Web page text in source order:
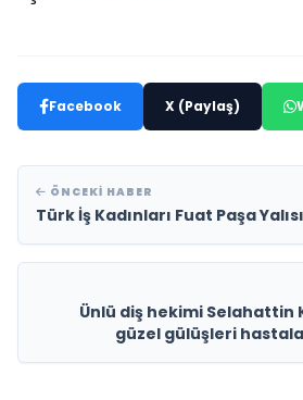
Facebook X (Paylaş)
ÖNCEKI HABER
Türk İş Kadınları Fuat Paşa
Ünlü diş hekimi Selahattin
güzel gülüşleri